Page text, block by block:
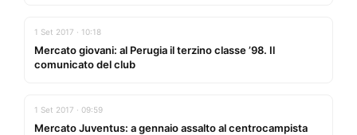
1 Set 2017 · 10:18
Mercato giovani: al Perugia il terzino classe ’98. Il
comunicato del club
1 Set 2017 · 09:59
Mercato Juventus: a gennaio assalto al centrocampista